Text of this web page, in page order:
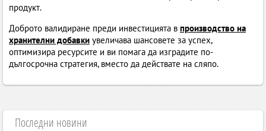
продукт.
Доброто валидиране преди инвестицията в производство на
хранителни добавки увеличава шансовете за успех,
оптимизира ресурсите и ви помага да изградите по-
дългосрочна стратегия, вместо да действате на сляпо.
Последни новини